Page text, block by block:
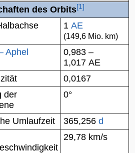
des Orbits[1]
1 AE
(149,6 Mio. km)
Aphel
0,983 –
1,017 AE
0,0167
der
0°
Umlaufzeit 365,256 d
29,78 km/s